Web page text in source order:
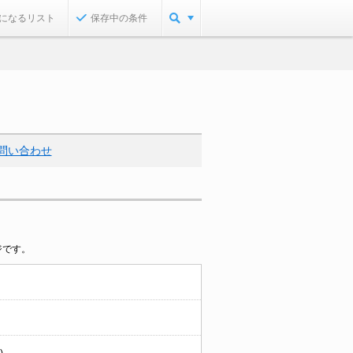
なるリスト 保存中の条件
い合わせ
す。